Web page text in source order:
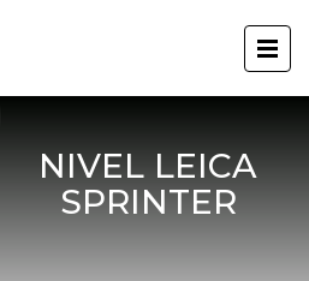
NIVEL LEICA
SPRINTER